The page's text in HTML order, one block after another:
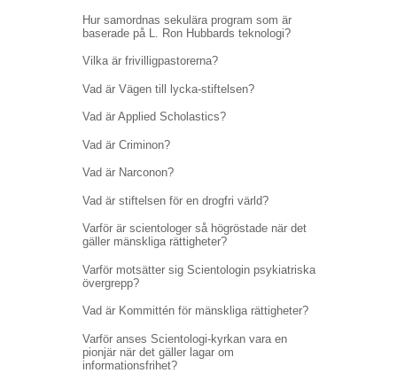
Hur samordnas sekulära program som är
baserade på L. Ron Hubbards teknologi?
Vilka är frivilligpastorerna?
Vad är Vägen till lycka-stiftelsen?
Vad är Applied Scholastics?
Vad är Criminon?
Vad är Narconon?
Vad är stiftelsen för en drogfri värld?
Varför är scientologer så högröstade när det
gäller mänskliga rättigheter?
Varför motsätter sig Scientologin psykiatriska
övergrepp?
Vad är Kommittén för mänskliga rättigheter?
Varför anses Scientologi-kyrkan vara en
pionjär när det gäller lagar om
informationsfrihet?